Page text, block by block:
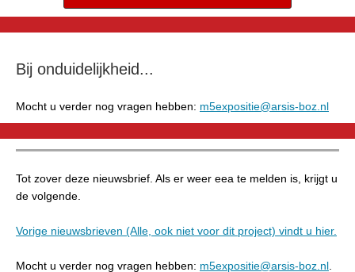
Bij onduidelijkheid...
Mocht u verder nog vragen hebben: m5expositie@arsis-boz.nl
Tot zover deze nieuwsbrief. Als er weer eea te melden is, krijgt u
de volgende.
Vorige nieuwsbrieven (Alle, ook niet voor dit project) vindt u hier.
Mocht u verder nog vragen hebben: m5expositie@arsis-boz.nl